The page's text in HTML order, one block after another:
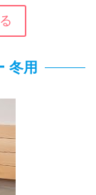
冬用